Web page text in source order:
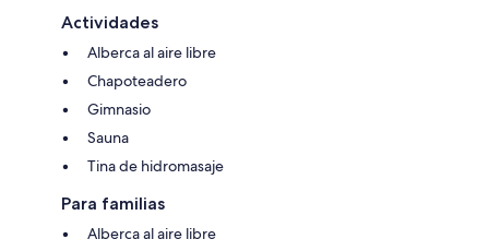
Actividades
Alberca al aire libre
Chapoteadero
Gimnasio
Sauna
Tina de hidromasaje
Para familias
Alberca al aire libre